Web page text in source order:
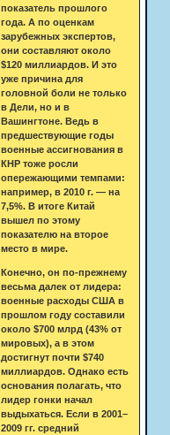
показатель прошлого
года. А по оценкам
зарубежных экспертов,
они составляют около
$120 миллиардов. И это
уже причина для
головной боли не только
в Дели, но и в
Вашингтоне. Ведь в
предшествующие годы
военные ассигнования в
КНР тоже росли
опережающими темпами:
например, в 2010 г. — на
7,5%. В итоге Китай
вышел по этому
показателю на второе
место в мире.
Конечно, он по-прежнему
весьма далек от лидера:
военные расходы США в
прошлом году составили
около $700 млрд (43% от
мировых), а в этом
достигнут почти $740
миллиардов. Однако есть
основания полагать, что
лидер гонки начал
выдыхаться. Если в 2001–
2009 гг. средний